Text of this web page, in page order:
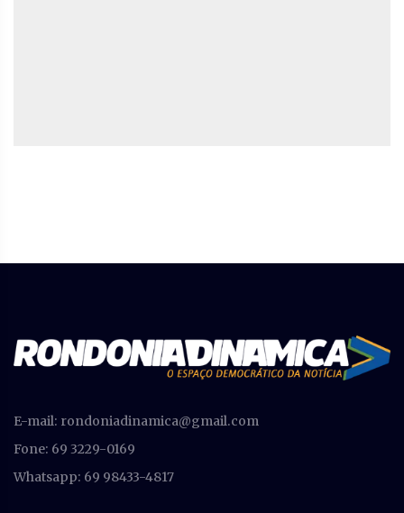
E-mail: rondoniadinamica@gmail.com
Fone: 69 3229-0169
Whatsapp: 69 98433-4817